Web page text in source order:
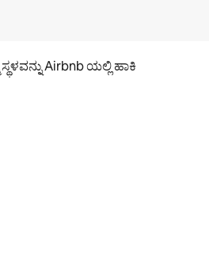
Airbnb ಯಲ್ಲಿ ಹಾಕಿ